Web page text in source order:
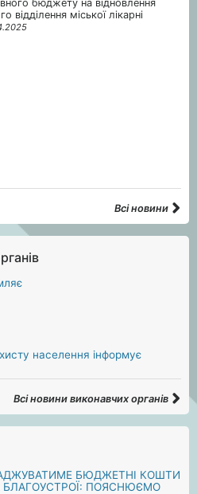
бюджету на відновлення
відділення міської лікарні
Всі новини
населення інформує
Всі новини виконавчих органів
БЮДЖЕТНІ КОШТИ
БЛАГОУСТРОЇ: ПОЯСНЮЄМО